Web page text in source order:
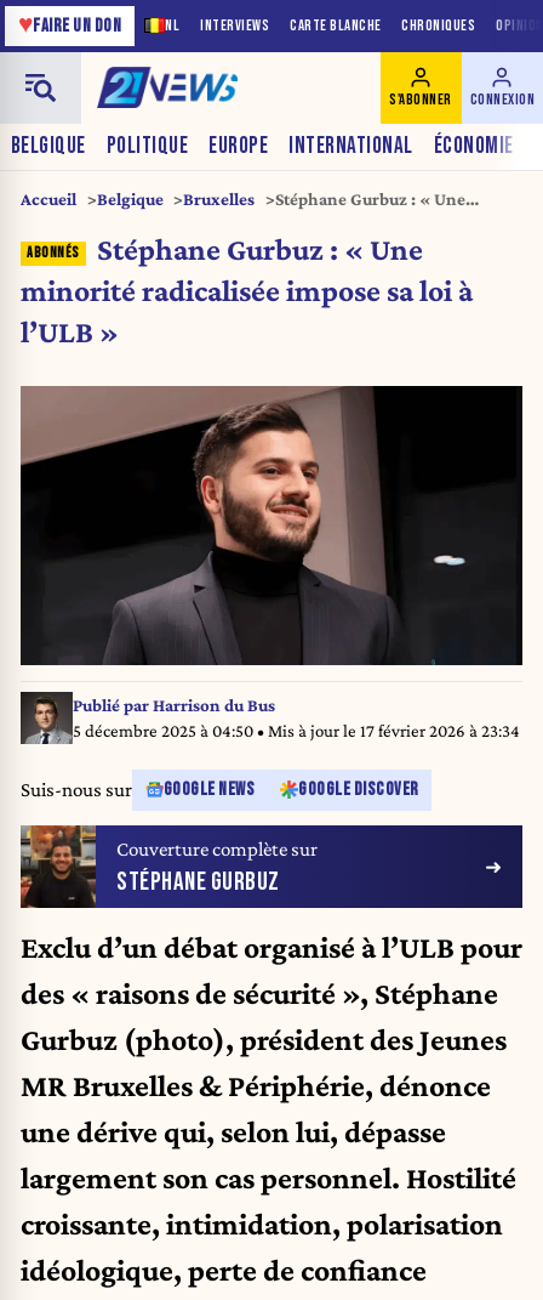
NL INTERVIEWS CARTE BLANCHE CHRONIQUES
♥FAIRE UN DON
BELGIQUE POLITIQUE EUROPE INTERNATIONAL ÉCONOMIE
S'ABONNER CONNEXION
Accueil Belgique Bruxelles
Stéphane Gurbuz : « Une
loi à l’ULB »
Stéphane Gurbuz : « Une
minorité radicalisée impose sa loi à
l’ULB »
Publié parHarrison du Bus
5 décembre 2025 à 04:50• Mis à jour le 17 février 2026 à 23:34
Suis-nous sur GOOGLE NEWS GOOGLE DISCOVER
Couverture complète sur
STÉPHANE GURBUZ
Exclu d’un débat organisé à l’ULB pour
des « raisons de sécurité », Stéphane
Gurbuz (photo), président des Jeunes
MR Bruxelles & Périphérie, dénonce
une dérive qui, selon lui, dépasse
largement son cas personnel. Hostilité
croissante, intimidation, polarisation
idéologique, perte de confiance